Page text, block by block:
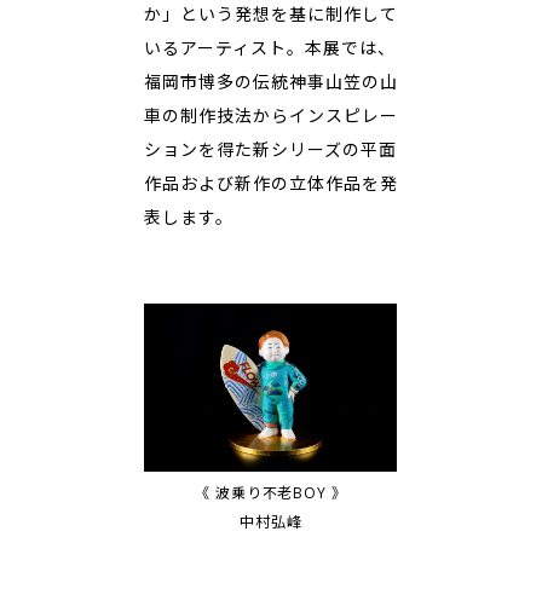
か」という発想を基に制作して
いるアーティスト。本展では、
福岡市博多の伝統神事山笠の山
車の制作技法からインスピレー
ションを得た新シリーズの平面
作品および新作の立体作品を発
表します。
《 波乗り不老BOY 》
中村弘峰